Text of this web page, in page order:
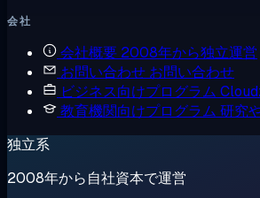
会社
会社概要 2008年から独立運営
お問い合わせ お問い合わせ
ビジネス向けプログラム
教育機関向けプログラム 研究
独立系
2008年から自社資本で運営